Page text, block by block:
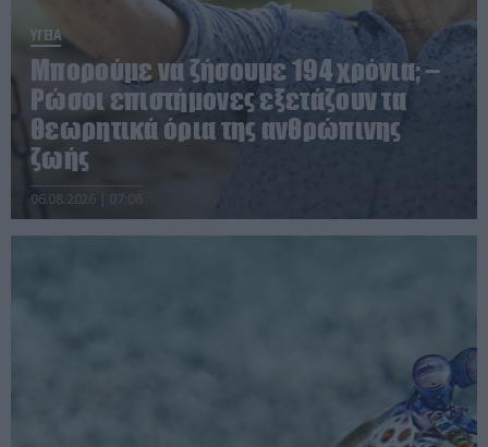
ΥΓΕΙΑ
Μπορούμε να ζήσουμε 194 χρόνια; –
Ρώσοι επιστήμονες εξετάζουν τα
θεωρητικά όρια της ανθρώπινης
ζωής
06.08.2026 | 07:06